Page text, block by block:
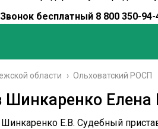
Звонок бесплатный 8 800 350-94-
области › Ольховатский РОСП
Елена
Шинкаренко Е.В. Судебный